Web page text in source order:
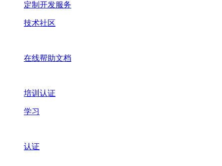
定制开发服务
技术社区
在线帮助文档
培训认证
学习
认证